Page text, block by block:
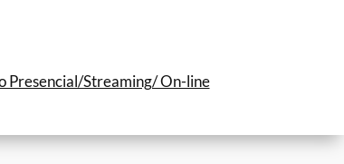
Presencial/Streaming/ On-line